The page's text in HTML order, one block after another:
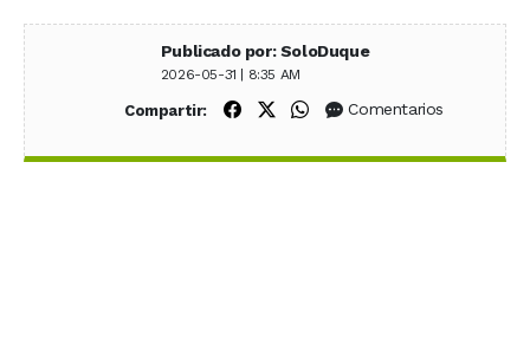
Publicado por: SoloDuque
2026-05-31 | 8:35 AM
Compartir: Compartir en Facebook
Compartir en X (Twitter)
Compartir en WhatsApp
Comentarios